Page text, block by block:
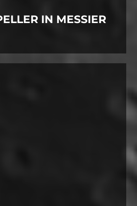
IN MESSIER